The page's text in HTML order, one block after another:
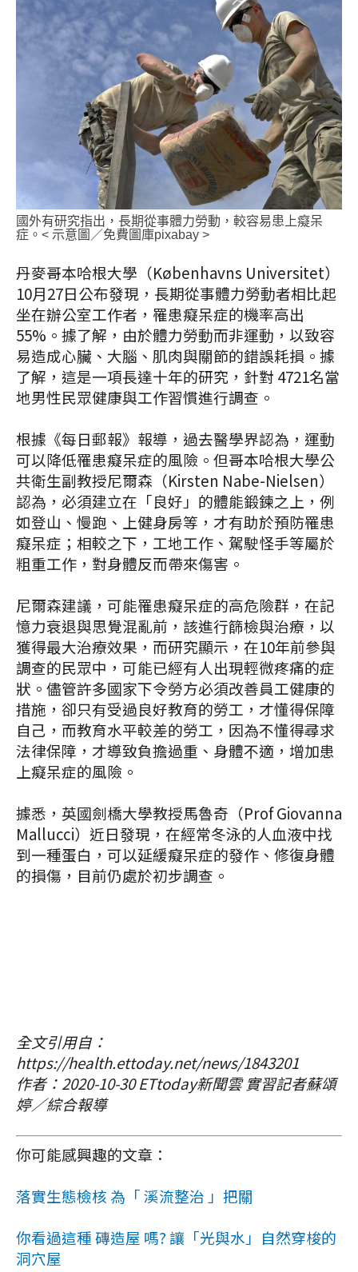
國外有研究指出，長期從事體力勞動，較容易患上癡呆
症。< 示意圖／免費圖庫pixabay >
丹麥哥本哈根大學（Københavns Universitet）
10月27日公布發現，長期從事體力勞動者相比起
坐在辦公室工作者，罹患癡呆症的機率高出
55%。據了解，由於體力勞動而非運動，以致容
易造成心臟、大腦、肌肉與關節的錯誤耗損。據
了解，這是一項長達十年的研究，針對 4721名當
地男性民眾健康與工作習慣進行調查。
根據《每日郵報》報導，過去醫學界認為，運動
可以降低罹患癡呆症的風險。但哥本哈根大學公
共衛生副教授尼爾森（Kirsten Nabe-Nielsen）
認為，必須建立在「良好」的體能鍛鍊之上，例
如登山、慢跑、上健身房等，才有助於預防罹患
癡呆症；相較之下，工地工作、駕駛怪手等屬於
粗重工作，對身體反而帶來傷害。
尼爾森建議，可能罹患癡呆症的高危險群，在記
憶力衰退與思覺混亂前，該進行篩檢與治療，以
獲得最大治療效果，而研究顯示，在10年前參與
調查的民眾中，可能已經有人出現輕微疼痛的症
狀。儘管許多國家下令勞方必須改善員工健康的
措施，卻只有受過良好教育的勞工，才懂得保障
自己，而教育水平較差的勞工，因為不懂得尋求
法律保障，才導致負擔過重、身體不適，增加患
上癡呆症的風險。
據悉，英國劍橋大學教授馬魯奇（Prof Giovanna
Mallucci）近日發現，在經常冬泳的人血液中找
到一種蛋白，可以延緩癡呆症的發作、修復身體
的損傷，目前仍處於初步調查。
全文引用自：
https://health.ettoday.net/news/1843201
作者：2020-10-30 ETtoday新聞雲 實習記者蘇頌
婷／綜合報導
你可能感興趣的文章：
落實生態檢核 為「 溪流整治 」把關
你看過這種 磚造屋 嗎? 讓「光與水」自然穿梭的
洞穴屋